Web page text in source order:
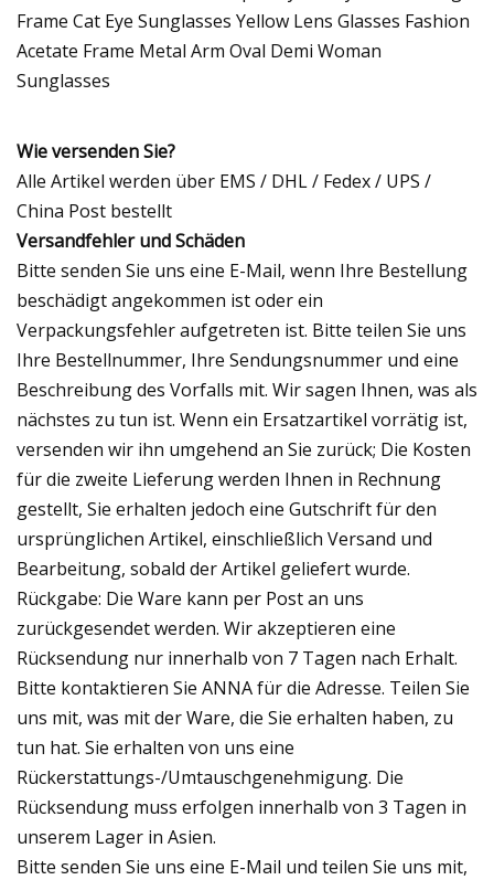
Wie versenden Sie?
Alle Artikel werden über EMS / DHL / Fedex / UPS /
China Post bestellt
Versandfehler und Schäden
Bitte senden Sie uns eine E-Mail, wenn Ihre Bestellung
beschädigt angekommen ist oder ein
Verpackungsfehler aufgetreten ist. Bitte teilen Sie uns
Ihre Bestellnummer, Ihre Sendungsnummer und eine
Beschreibung des Vorfalls mit. Wir sagen Ihnen, was als
nächstes zu tun ist. Wenn ein Ersatzartikel vorrätig ist,
versenden wir ihn umgehend an Sie zurück; Die Kosten
für die zweite Lieferung werden Ihnen in Rechnung
gestellt, Sie erhalten jedoch eine Gutschrift für den
ursprünglichen Artikel, einschließlich Versand und
Bearbeitung, sobald der Artikel geliefert wurde.
Rückgabe: Die Ware kann per Post an uns
zurückgesendet werden. Wir akzeptieren eine
Rücksendung nur innerhalb von 7 Tagen nach Erhalt.
Bitte kontaktieren Sie ANNA für die Adresse. Teilen Sie
uns mit, was mit der Ware, die Sie erhalten haben, zu
tun hat. Sie erhalten von uns eine
Rückerstattungs-/Umtauschgenehmigung. Die
Rücksendung muss erfolgen innerhalb von 3 Tagen in
unserem Lager in Asien.
Bitte senden Sie uns eine E-Mail und teilen Sie uns mit,